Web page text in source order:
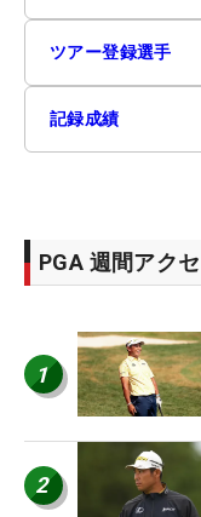
ツアー登録選手
記録成績
PGA 週間アク
1
2